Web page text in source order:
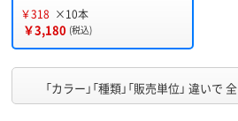
￥318 ×10本
￥3,180 (税込)
「カラー」「種類」「販売単位」 違いで 全